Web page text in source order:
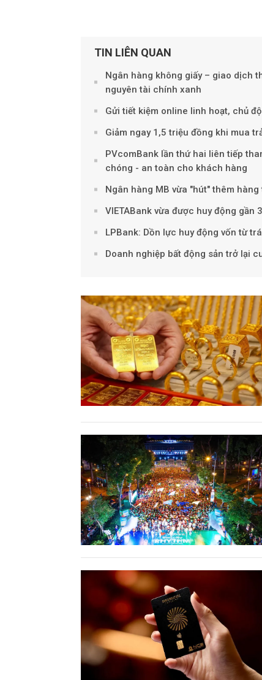
TIN LIÊN QUAN
Ngân hàng không giấy – giao dịch
nguyên tài chính xanh
Gửi tiết kiệm online linh hoạt, chủ
Giảm ngay 1,5 triệu đồng khi mua
PVcomBank lần thứ hai liên tiếp
chóng - an toàn cho khách hàng
Ngân hàng MB vừa "hút" thêm
VIETABank vừa được huy động
LPBank: Dồn lực huy động vốn từ
Doanh nghiệp bất động sản trở lại